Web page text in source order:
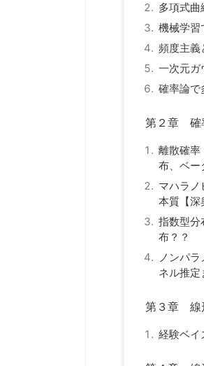
多項式曲
機械学習
頻度主義
一次元ガ
確率論で
第２章 確
離散確率
布、ベー
マハラ
本質【深
指数型分
布？？
ノンパ
ネル推定
第３章 線
経験ベイ